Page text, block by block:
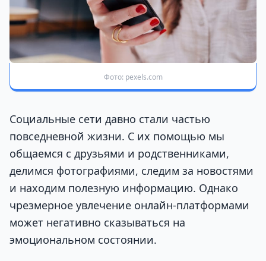
Фото: pexels.com
Социальные сети давно стали частью
повседневной жизни. С их помощью мы
общаемся с друзьями и родственниками,
делимся фотографиями, следим за новостями
и находим полезную информацию. Однако
чрезмерное увлечение онлайн-платформами
может негативно сказываться на
эмоциональном состоянии.